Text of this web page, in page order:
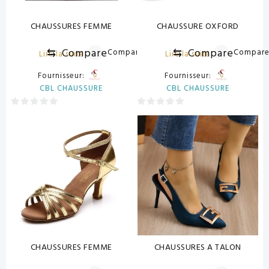
CHAUSSURES FEMME
Lire la suite
⇆ CompareCompare
Fournisseur:
CBL CHAUSSURE
CHAUSSURE OXFORD
Lire la suite
⇆ Compare
Fournisseur:
CBL CHAUSSURE
0
5
CHAUSSURES FEMME CHAUSSURES A TALON